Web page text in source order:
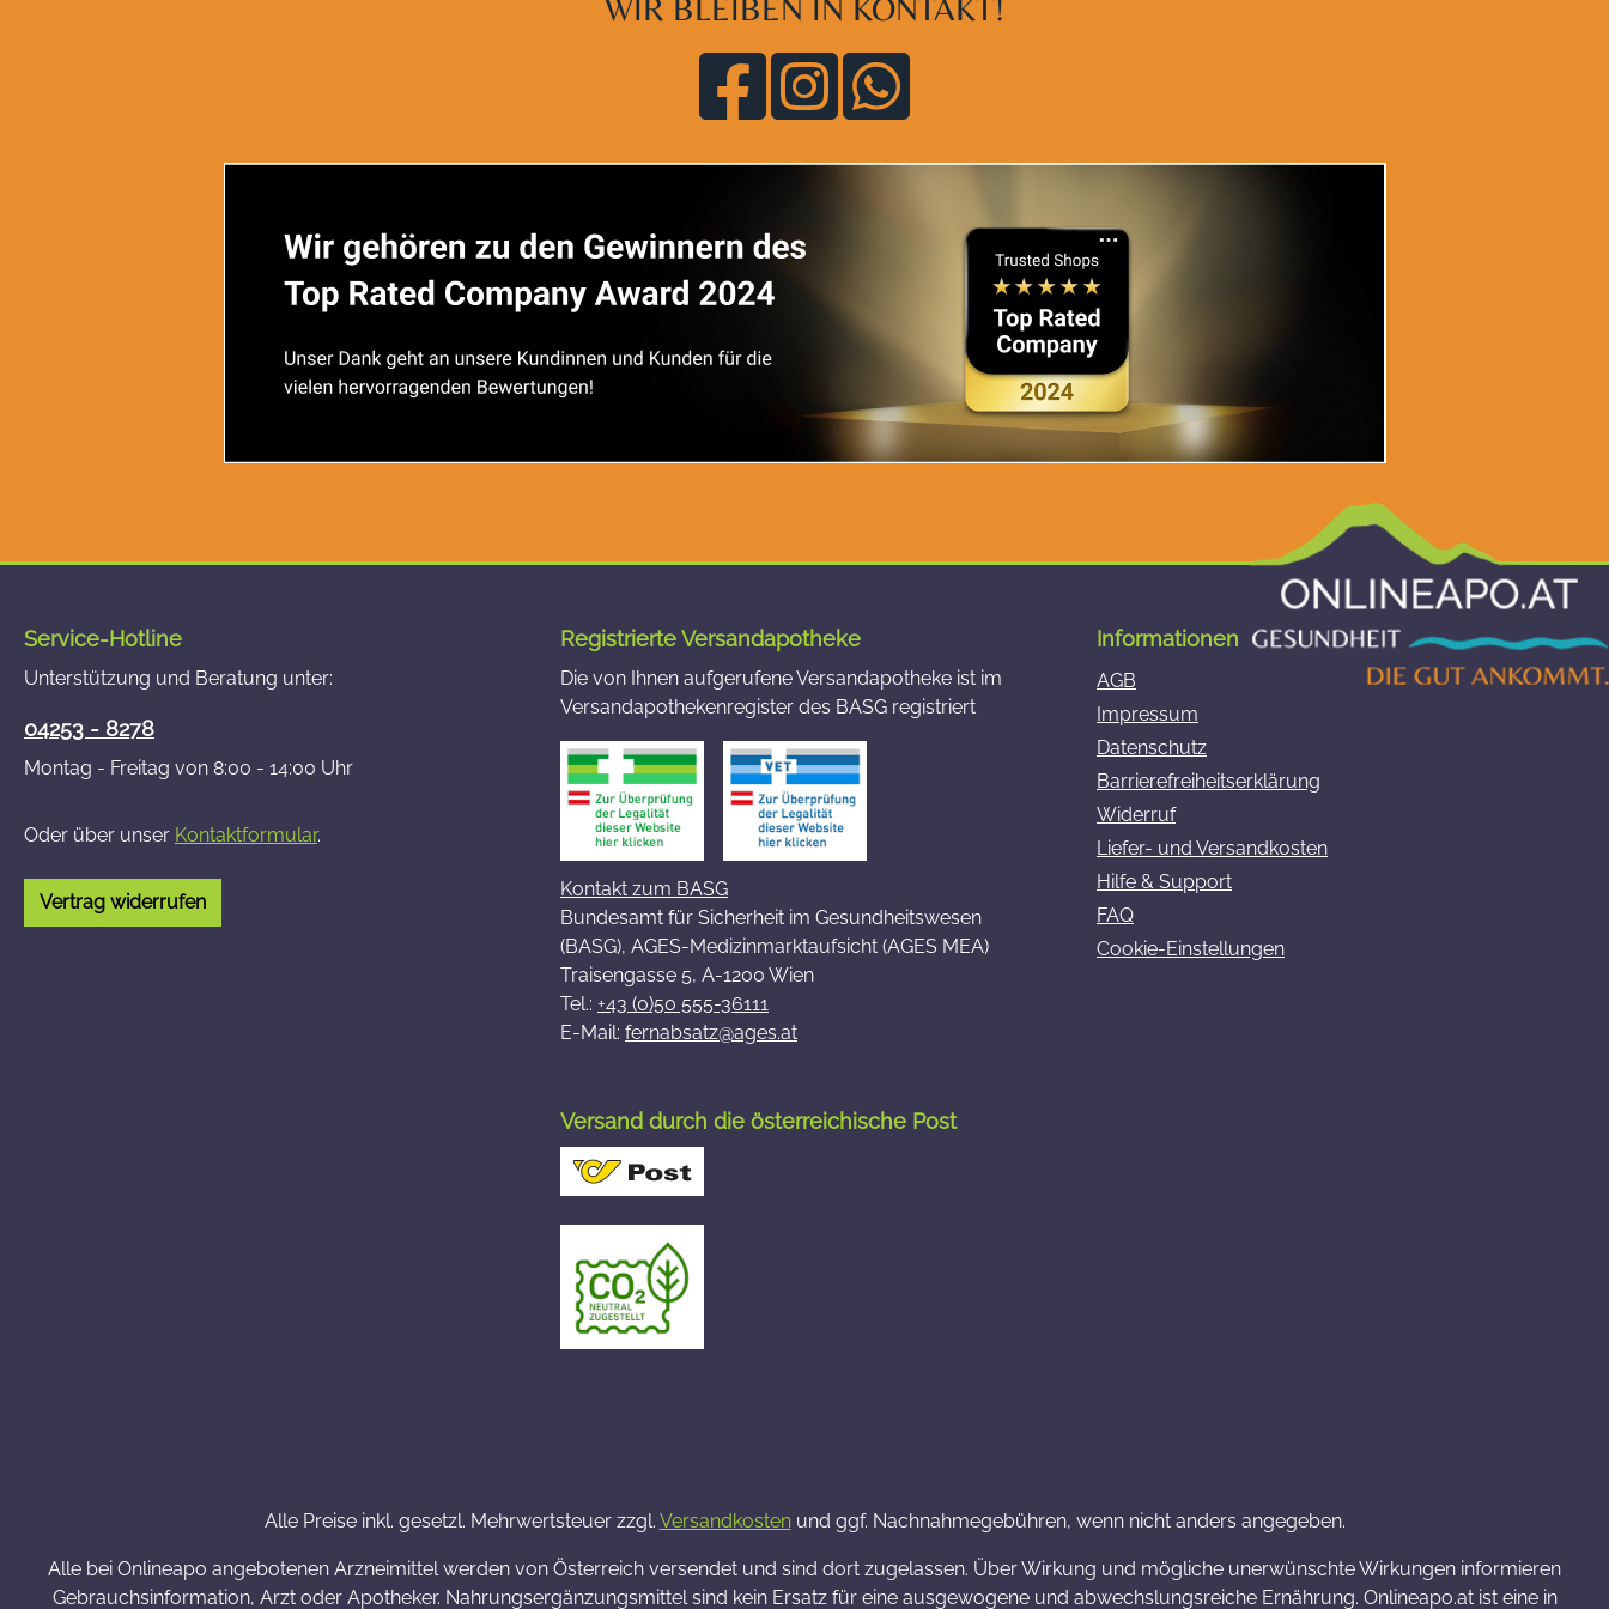
Zutaten: Emulgator: Polysorbat 80; Gelatine (Rind), Feuchthaltemittel: Glycerin; Kurkuma-Extrakt, Cholecalciferol (Vitamin D3).
Zusammensetzung pro Tagedosis (2 Kapseln): Kurkuma-Extrakt 100,8 mg* davon Curcumin mind. 71 mg*, Vitamin D3 20 µg (800 I.E.)**. *Keine Empfehlung vorhanden.
**Entspricht 400 % NRV (Nutrient Reference Values; Referenzmenge nach EU-Lebensmittelinformations­verordnung).
Ja
120
WIR BLEIBEN IN KONTAKT!
Service-Hotline
Unterstützung und Beratung unter:
04253 - 8278
Montag - Freitag von 8:00 - 14:00 Uhr
Oder über unser Kontaktformular.
Vertrag widerrufen
Registrierte Versandapotheke
Die von Ihnen aufgerufene Versandapotheke ist im
Versandapothekenregister des BASG registriert
Kontakt zum BASG
Bundesamt für Sicherheit im Gesundheitswesen
(BASG), AGES-Medizinmarktaufsicht (AGES MEA)
Traisengasse 5, A-1200 Wien
Tel.: +43 (0)50 555-36111
E-Mail: fernabsatz@ages.at
Versand durch die österreichische Post
Informationen
AGB
Impressum
Datenschutz
Barrierefreiheitserklärung
Widerruf
Liefer- und Versandkosten
Hilfe & Support
FAQ
Cookie-Einstellungen
Alle Preise inkl. gesetzl. Mehrwertsteuer zzgl. Versandkostenund ggf. Nachnahmegebühren, wenn nicht anders angegeben.
Alle bei Onlineapo angebotenen Arzneimittel werden von Österreich versendet und sind dort zugelassen. Über Wirkung und mögliche unerwünschte Wirkungen informieren
Gebrauchsinformation, Arzt oder Apotheker. Nahrungsergänzungsmittel sind kein Ersatz für eine ausgewogene und abwechslungsreiche Ernährung. Onlineapo.at ist eine in